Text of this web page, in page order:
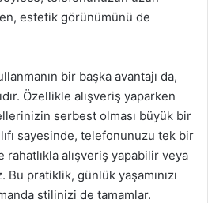
estetik görünümünü de
bir başka avantajı da,
Özellikle alışveriş yaparken
serbest olması büyük bir
sayesinde, telefonunuzu tek bir
alışveriş yapabilir veya
pratiklik, günlük yaşamınızı
stilinizi de tamamlar.